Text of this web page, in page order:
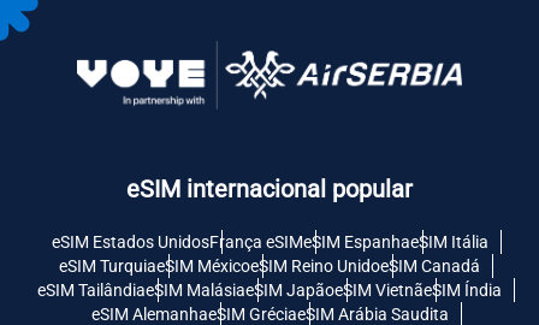
eSIM internacional popular
eSIM Estados UnidosFrança eSIMeSIM EspanhaeSIM Itália
eSIM TurquiaeSIM MéxicoeSIM Reino UnidoeSIM Canadá
eSIM TailândiaeSIM MalásiaeSIM JapãoeSIM VietnãeSIM Índia
eSIM AlemanhaeSIM GréciaeSIM Arábia Saudita